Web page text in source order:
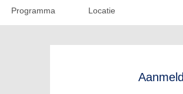
Programma Locatie